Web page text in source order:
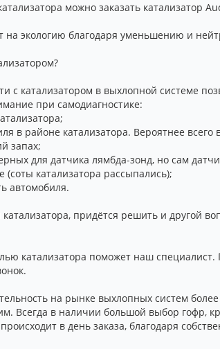
можно заказать катализатор
на экологию благодаря уменьшению и
с катализатором в выхлопной системе
при самодиагностике:
в районе катализатора. Вероятнее всего
запах;
для датчика лямбда-зонд, но сам
катализатора рассыпались);
автомобиля.
придётся решить и другой
катализатора поможет наш
на рынке выхлопных систем
Всегда в наличии большой выбор гофр,
в день заказа, благодаря